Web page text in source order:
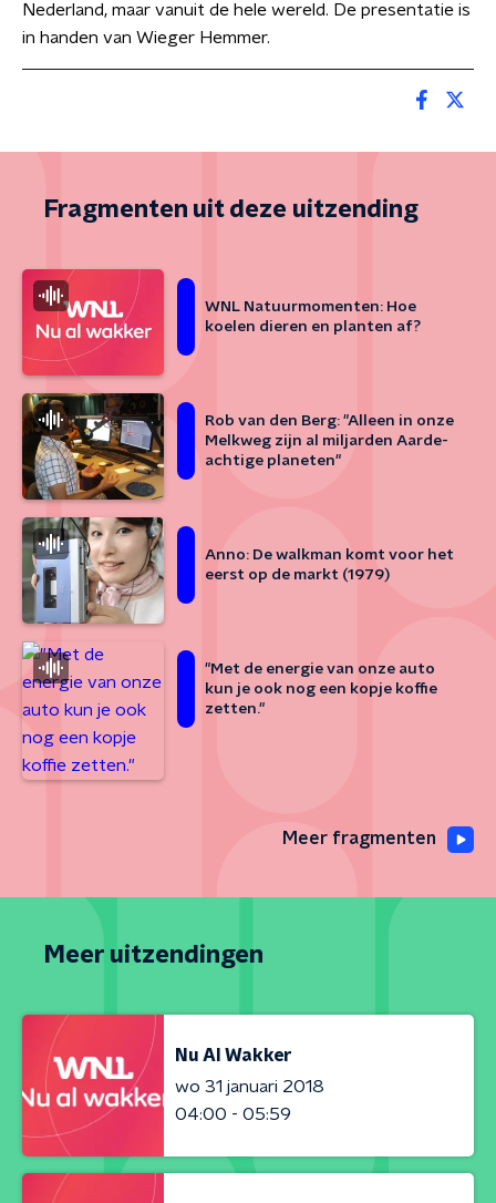
Nederland, maar vanuit de hele wereld. De presentatie is
in handen van Wieger Hemmer.
Fragmenten uit deze uitzending
WNL Natuurmomenten: Hoe
koelen dieren en planten af?
Rob van den Berg: "Alleen in onze
Melkweg zijn al miljarden Aarde-
achtige planeten"
Anno: De walkman komt voor het
eerst op de markt (1979)
"Met de energie van onze auto
kun je ook nog een kopje koffie
zetten."
Meer fragmenten
Meer uitzendingen
Nu Al Wakker
wo 31 januari 2018
04:00 - 05:59